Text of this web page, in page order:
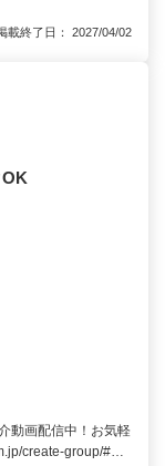
終了日： 2027/04/02
動画配信中！お気軽
create-group/#…